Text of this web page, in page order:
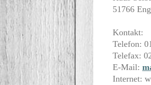
51766
Kontakt:
Telefon:
Telefax:
E-Mail:
Internet: